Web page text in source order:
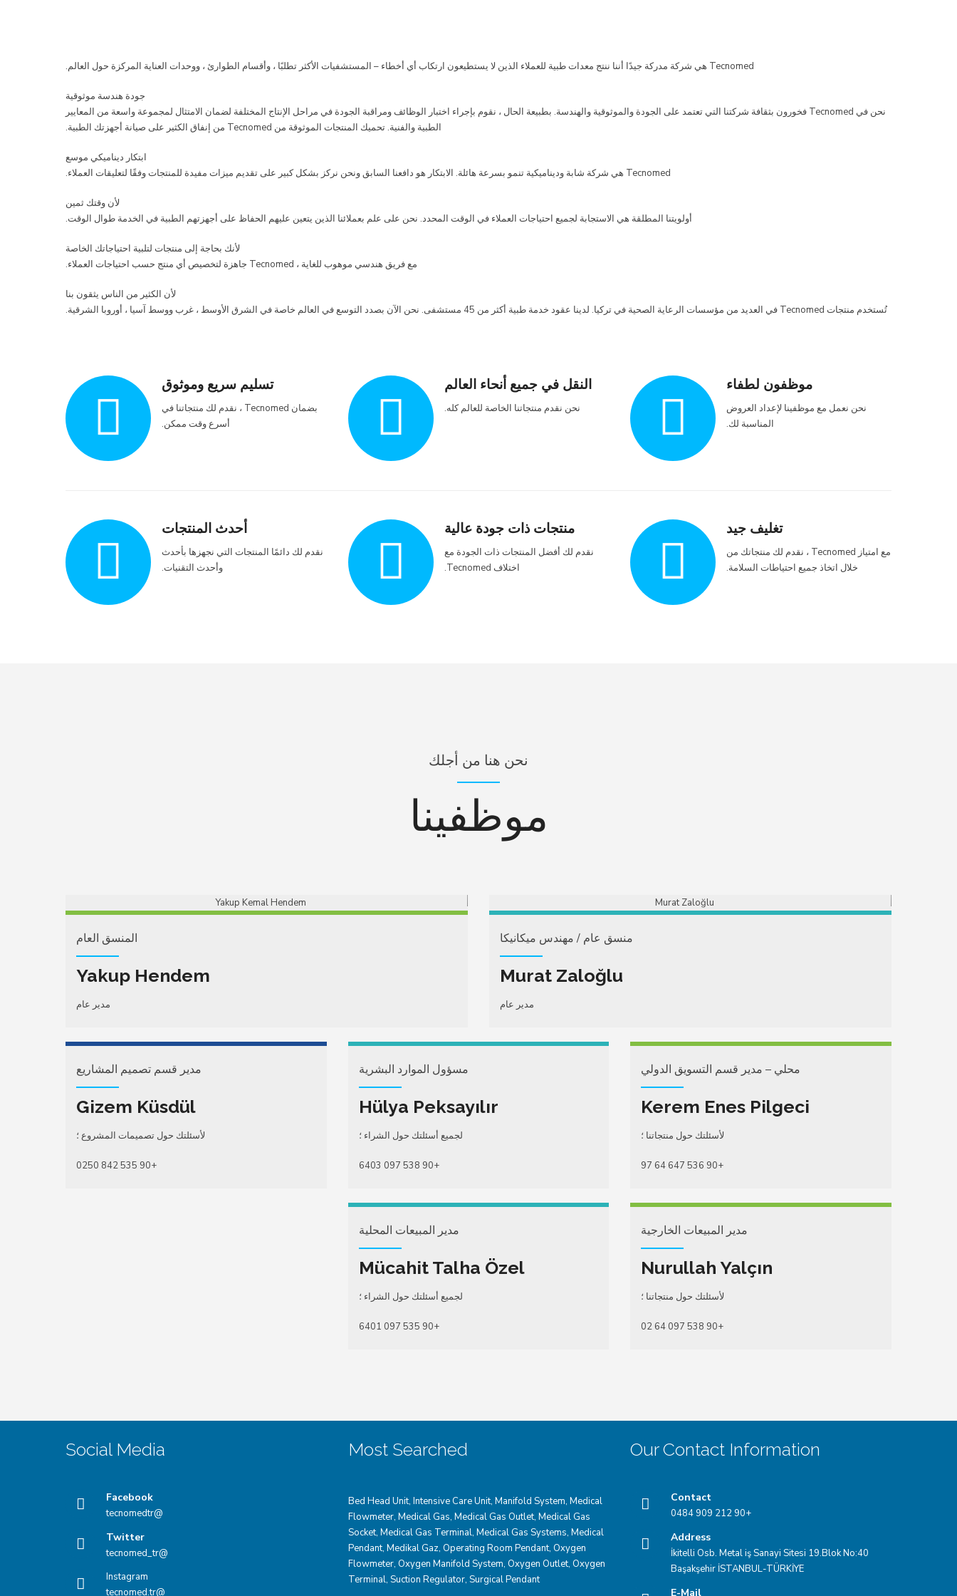
Tecnomed هي شركة مدركة جيدًا أننا ننتج معدات طبية للعملاء الذين لا يستطيعون ارتكاب أي أخطاء – المستشفيات الأكثر تطلبًا ، وأقسام الطوارئ ، ووحدات العناية المركزة حول العالم.
جودة هندسة موثوقية
نحن في Tecnomed فخورون بثقافة شركتنا التي تعتمد على الجودة والموثوقية والهندسة. بطبيعة الحال ، نقوم بإجراء اختبار الوظائف ومراقبة الجودة في مراحل الإنتاج المختلفة لضمان الامتثال لمجموعة واسعة من المعايير
الطبية والفنية. تحميك المنتجات الموثوقة من Tecnomed من إنفاق الكثير على صيانة أجهزتك الطبية.
ابتكار ديناميكي موسع
Tecnomed هي شركة شابة وديناميكية تنمو بسرعة هائلة. الابتكار هو دافعنا السابق ونحن نركز بشكل كبير على تقديم ميزات مفيدة للمنتجات وفقًا لتعليقات العملاء.
لأن وقتك ثمين
أولويتنا المطلقة هي الاستجابة لجميع احتياجات العملاء في الوقت المحدد. نحن على علم بعملائنا الذين يتعين عليهم الحفاظ على أجهزتهم الطبية في الخدمة طوال الوقت.
لأنك بحاجة إلى منتجات لتلبية احتياجاتك الخاصة
مع فريق هندسي موهوب للغاية ، Tecnomed جاهزة لتخصيص أي منتج حسب احتياجات العملاء.
لأن الكثير من الناس يثقون بنا
تُستخدم منتجات Tecnomed في العديد من مؤسسات الرعاية الصحية في تركيا. لدينا عقود خدمة طبية أكثر من 45 مستشفى. نحن الآن بصدد التوسع في العالم خاصة في الشرق الأوسط ، غرب ووسط آسيا ، أوروبا الشرقية.
موظفون لطفاء
نحن نعمل مع موظفينا لإعداد العروض
المناسبة لك.
النقل في جميع أنحاء العالم
نحن نقدم منتجاتنا الخاصة للعالم كله.
تسليم سريع وموثوق
بضمان Tecnomed ، نقدم لك منتجاتنا في
أسرع وقت ممكن.
تغليف جيد
مع امتياز Tecnomed ، نقدم لك منتجاتك من
خلال اتخاذ جميع احتياطات السلامة.
منتجات ذات جودة عالية
نقدم لك أفضل المنتجات ذات الجودة مع
اختلاف Tecnomed.
أحدث المنتجات
نقدم لك دائمًا المنتجات التي نجهزها بأحدث
وأحدث التقنيات.
نحن هنا من أجلك
موظفينا
منسق عام / مهندس ميكانيكا
Murat Zaloğlu
مدير عام
المنسق العام
Yakup Hendem
مدير عام
محلي – مدير قسم التسويق الدولي
Kerem Enes Pilgeci
لأسئلتك حول منتجاتنا ؛
+90 536 647 64 97
مسؤول الموارد البشرية
Hülya Peksayılır
لجميع أسئلتك حول الشراء ؛
+90 538 097 6403
مدير قسم تصميم المشاريع
Gizem Küsdül
لأسئلتك حول تصميمات المشروع ؛
+90 535 842 0250
مدير المبيعات الخارجية
Nurullah Yalçın
لأسئلتك حول منتجاتنا ؛
+90 538 097 64 02
مدير المبيعات المحلية
Mücahit Talha Özel
لجميع أسئلتك حول الشراء ؛
+90 535 097 6401
Our Contact Information
Contact
+90 212 909 0484
Address
İkitelli Osb. Metal iş Sanayi Sitesi 19.Blok No:40
Başakşehir İSTANBUL-TÜRKİYE
E-Mail
Most Searched
Bed Head Unit, Intensive Care Unit, Manifold System, Medical
Flowmeter, Medical Gas, Medical Gas Outlet, Medical Gas
Socket, Medical Gas Terminal, Medical Gas Systems, Medical
Pendant, Medikal Gaz, Operating Room Pendant, Oxygen
Flowmeter, Oxygen Manifold System, Oxygen Outlet, Oxygen
Terminal, Suction Regulator, Surgical Pendant
Social Media
Facebook
@tecnomedtr
Twitter
@tecnomed_tr
Instagram
@tecnomed.tr